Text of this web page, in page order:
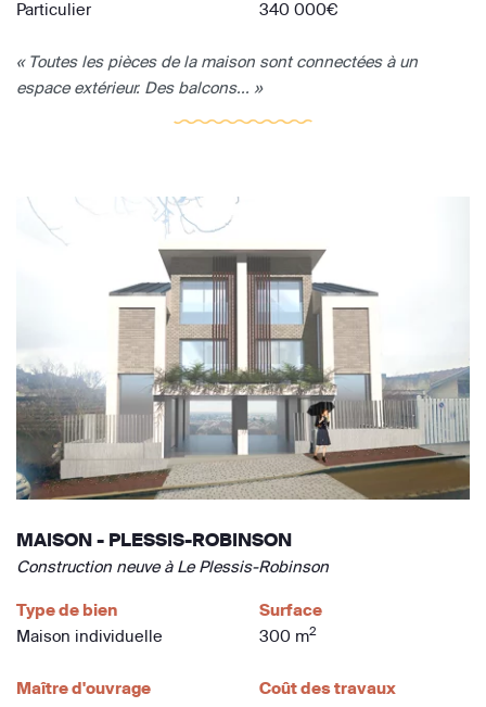
Particulier
340 000€
« Toutes les pièces de la maison sont connectées à un
espace extérieur. Des balcons... »
MAISON - PLESSIS-ROBINSON
Construction neuve à Le Plessis-Robinson
Type de bien
Maison individuelle
Surface
300 m2
Maître d'ouvrage
Coût des travaux